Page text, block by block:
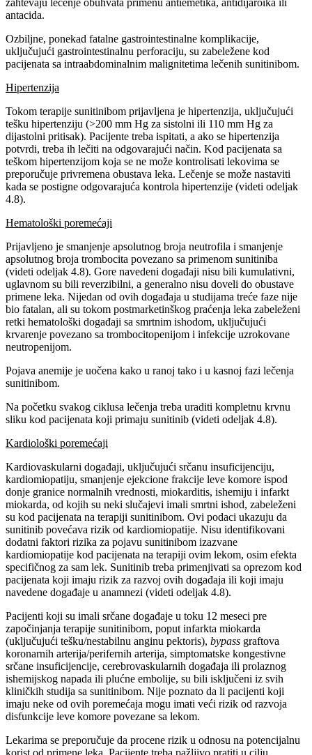
zahtevaju lečenje obuhvata primenu antiemetika, antidijaroika ili
antacida.
Ozbiljne, ponekad fatalne gastrointestinalne komplikacije,
uključujući gastrointestinalnu perforaciju, su zabeležene kod
pacijenata sa intraabdominalnim malignitetima lečenih sunitinibom.
Hipertenzija
Tokom terapije sunitinibom prijavljena je hipertenzija, uključujući
tešku hipertenziju (>200 mm Hg za sistolni ili 110 mm Hg za
dijastolni pritisak). Pacijente treba ispitati, a ako se hipertenzija
potvrdi, treba ih lečiti na odgovarajući način. Kod pacijenata sa
teškom hipertenzijom koja se ne može kontrolisati lekovima se
preporučuje privremena obustava leka. Lečenje se može nastaviti
kada se postigne odgovarajuća kontrola hipertenzije (videti odeljak
4.8).
Hematološki poremećaji
Prijavljeno je smanjenje apsolutnog broja neutrofila i smanjenje
apsolutnog broja trombocita povezano sa primenom sunitiniba
(videti odeljak 4.8). Gore navedeni događaji nisu bili kumulativni,
uglavnom su bili reverzibilni, a generalno nisu doveli do obustave
primene leka. Nijedan od ovih događaja u studijama treće faze nije
bio fatalan, ali su tokom postmarketinškog praćenja leka zabeleženi
retki hematološki događaji sa smrtnim ishodom, uključujući
krvarenje povezano sa trombocitopenijom i infekcije uzrokovane
neutropenijom.
Pojava anemije je uočena kako u ranoj tako i u kasnoj fazi lečenja
sunitinibom.
Na početku svakog ciklusa lečenja treba uraditi kompletnu krvnu
sliku kod pacijenata koji primaju sunitinib (videti odeljak 4.8).
Kardiološki poremećaji
Kardiovaskularni događaji, uključujući srčanu insuficijenciju,
kardiomiopatiju, smanjenje ejekcione frakcije leve komore ispod
donje granice normalnih vrednosti, miokarditis, ishemiju i infarkt
miokarda, od kojih su neki slučajevi imali smrtni ishod, zabeleženi
su kod pacijenata na terapiji sunitinibom. Ovi podaci ukazuju da
sunitinib povećava rizik od kardiomiopatije. Nisu identifikovani
dodatni faktori rizika za pojavu sunitinibom izazvane
kardiomiopatije kod pacijenata na terapiji ovim lekom, osim efekta
specifičnog za sam lek. Sunitinib treba primenjivati sa oprezom kod
pacijenata koji imaju rizik za razvoj ovih događaja ili koji imaju
navedene događaje u anamnezi (videti odeljak 4.8).
Pacijenti koji su imali srčane događaje u toku 12 meseci pre
započinjanja terapije sunitinibom, poput infarkta miokarda
(uključujući tešku/nestabilnu anginu pektoris), bypass graftova
koronarnih arterija/perifernih arterija, simptomatske kongestivne
srčane insuficijencije, cerebrovaskularnih događaja ili prolaznog
ishemijskog napada ili plućne embolije, su bili isključeni iz svih
kliničkih studija sa sunitinibom. Nije poznato da li pacijenti koji
imaju neke od ovih poremećaja mogu imati veći rizik od razvoja
disfunkcije leve komore povezane sa lekom.
Lekarima se preporučuje da procene rizik u odnosu na potencijalnu